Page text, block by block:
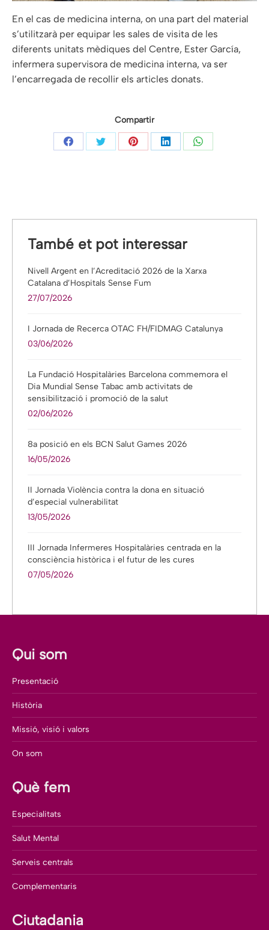
En el cas de medicina interna, on una part del material
s’utilitzarà per equipar les sales de visita de les
diferents unitats mèdiques del Centre, Ester García,
infermera supervisora de medicina interna, va ser
l’encarregada de recollir els articles donats.
Compartir
Share
Share
Share
Share
Share
També et pot interessar
Nivell Argent en l’Acreditació 2026 de la Xarxa
Catalana d’Hospitals Sense Fum
27/07/2026
I Jornada de Recerca OTAC FH/FIDMAG Catalunya
03/06/2026
La Fundació Hospitalàries Barcelona commemora el
Dia Mundial Sense Tabac amb activitats de
sensibilització i promoció de la salut
02/06/2026
8a posició en els BCN Salut Games 2026
16/05/2026
II Jornada Violència contra la dona en situació
d’especial vulnerabilitat
13/05/2026
III Jornada Infermeres Hospitalàries centrada en la
consciència històrica i el futur de les cures
07/05/2026
Qui som
Presentació
Història
Missió, visió i valors
On som
Què fem
Especialitats
Salut Mental
Serveis centrals
Complementaris
Ciutadania